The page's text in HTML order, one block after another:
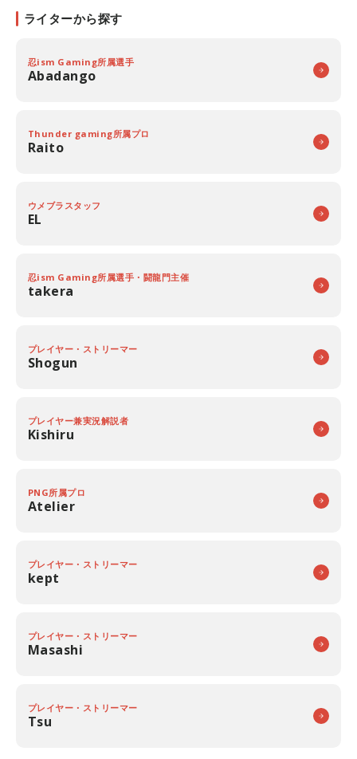
ライターから探す
忍ism Gaming所属選手
Abadango
Thunder gaming所属プロ
Raito
ウメブラスタッフ
EL
忍ism Gaming所属選手・闘龍門主催
takera
プレイヤー・ストリーマー
Shogun
プレイヤー兼実況解説者
Kishiru
PNG所属プロ
Atelier
プレイヤー・ストリーマー
kept
プレイヤー・ストリーマー
Masashi
プレイヤー・ストリーマー
Tsu